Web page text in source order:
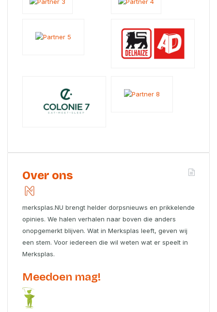
Over ons
merksplas.NU brengt helder dorpsnieuws en prikkelende
opinies. We halen verhalen naar boven die anders
onopgemerkt blijven. Wat in Merksplas leeft, geven wij
een stem. Voor iedereen die wil weten wat er speelt in
Merksplas.
Meedoen mag!